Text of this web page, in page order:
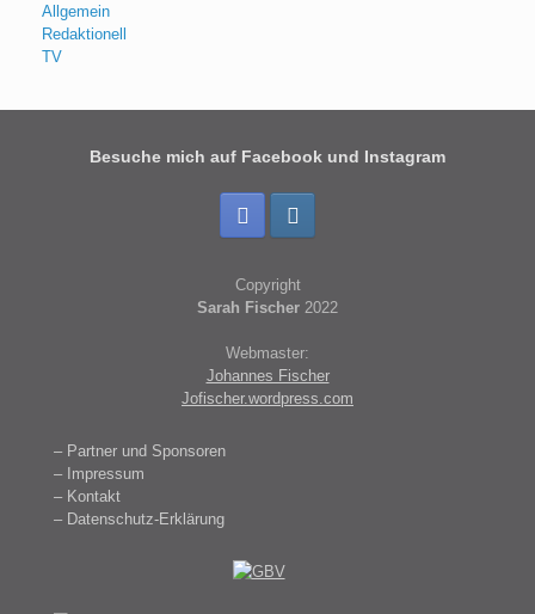
Allgemein
Redaktionell
TV
Besuche mich auf Facebook und Instagram
Copyright
Sarah Fischer 2022
Webmaster:
Johannes Fischer
Jofischer.wordpress.com
– Partner und Sponsoren
– Impressum
– Kontakt
– Datenschutz-Erklärung